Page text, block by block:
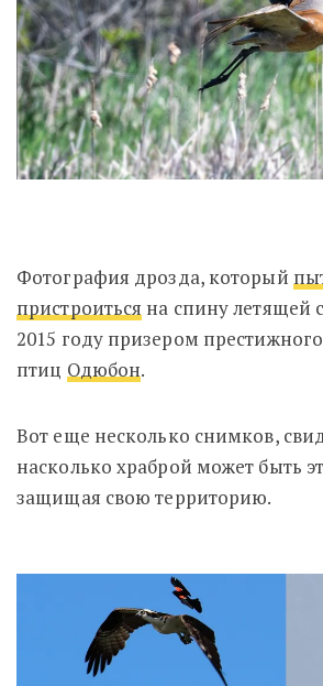
Фотография дрозда, который
пристроиться на спину летящей
2015 году призером
птиц Одюбон.
Вот еще несколько снимков,
насколько храброй может быть
защищая свою территорию.